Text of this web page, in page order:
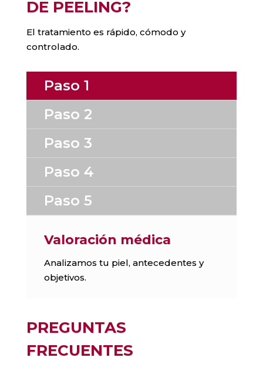
DE PEELING?
El tratamiento es rápido, cómodo y
controlado.
Paso 1
Paso 2
Paso 3
Paso 4
Paso 5
Valoración médica
Analizamos tu piel, antecedentes y
objetivos.
PREGUNTAS
FRECUENTES